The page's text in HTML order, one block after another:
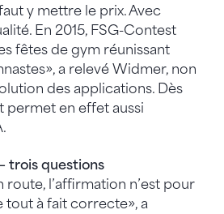
y mettre le prix. Avec
En 2015, FSG-Contest
fêtes de gym réunissant
a relevé Widmer, non
des applications. Dès
permet en effet aussi
trois questions
route, l’affirmation n’est pour
tout à fait correcte», a